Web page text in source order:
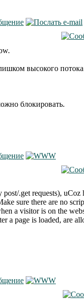
высокого потока
блокировать.
.get requests),
sure there are no
a visitor is on the
a page is loaded, are